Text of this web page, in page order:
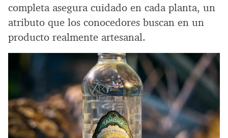
completa asegura cuidado en cada planta, un
atributo que los conocedores buscan en un
producto realmente artesanal.